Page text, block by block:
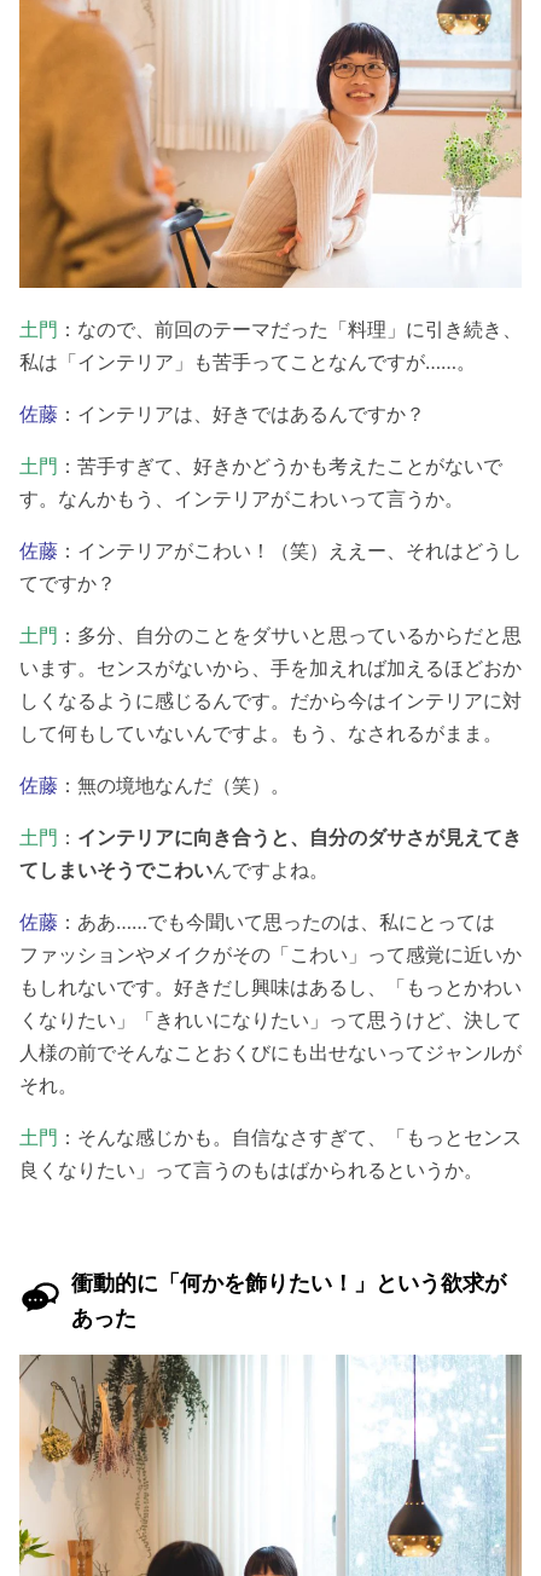
土門 ：なので、前回のテーマだった「料理」に引き続き、
私は「インテリア」も苦手ってことなんですが……。
佐藤 ：インテリアは、好きではあるんですか？
土門 ：苦手すぎて、好きかどうかも考えたことがないで
す。なんかもう、インテリアがこわいって言うか。
佐藤 ：インテリアがこわい！（笑）ええー、それはどうし
てですか？
土門 ：多分、自分のことをダサいと思っているからだと思
います。センスがないから、手を加えれば加えるほどおか
しくなるように感じるんです。だから今はインテリアに対
して何もしていないんですよ。もう、なされるがまま。
佐藤 ：無の境地なんだ（笑）。
土門 ： インテリアに向き合うと、自分のダサさが見えてき
てしまいそうでこわいんですよね。
佐藤 ：ああ……でも今聞いて思ったのは、私にとっては
ファッションやメイクがその「こわい」って感覚に近いか
もしれないです。好きだし興味はあるし、「もっとかわい
くなりたい」「きれいになりたい」って思うけど、決して
人様の前でそんなことおくびにも出せないってジャンルが
それ。
土門 ：そんな感じかも。自信なさすぎて、「もっとセンス
良くなりたい」って言うのもはばかられるというか。
衝動的に「何かを飾りたい！」という欲求が
あった